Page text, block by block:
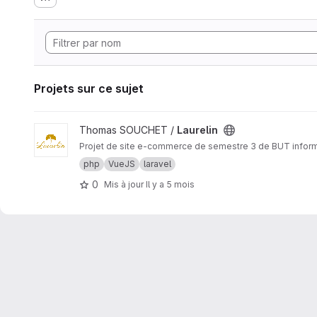
Projets sur ce sujet
Afficher le projet Laurelin
Thomas SOUCHET / Laurelin
Projet de site e-commerce de
php
VueJS laravel
0 Mis à jour Il y a 5 mois